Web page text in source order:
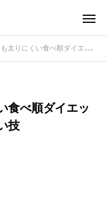
食べ順ダイエット！血糖値を急上昇させない技
食べ順ダイエッ
技